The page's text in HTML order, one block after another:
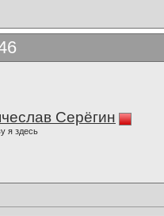
Серёгин
я здесь